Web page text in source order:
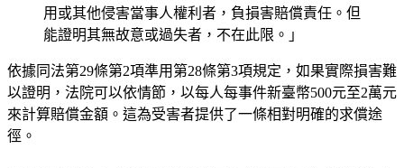
用或其他侵害當事人權利者，負損害賠償責任。但
能證明其無故意或過失者，不在此限。」
依據同法第29條第2項準用第28條第3項規定，如果實際損害難
以證明，法院可以依情節，以每人每事件新臺幣500元至2萬元
來計算賠償金額。這為受害者提供了一條相對明確的求償途
徑。